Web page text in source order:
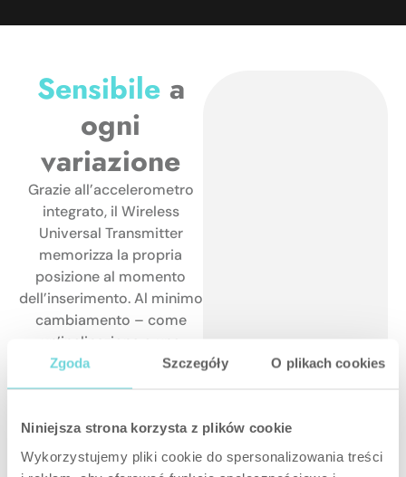
Zgoda Szczegóły O plikach cookies
Niniejsza strona korzysta z plików cookie
Wykorzystujemy pliki cookie do spersonalizowania treści
Sensibile a
ogni
variazione
Grazie all’accelerometro
integrato, il Wireless
Universal Transmitter
memorizza la propria
posizione al momento
dell’inserimento. Al minimo
cambiamento – come
un’inclinazione o uno
spostamento – attiva
immediatamente un
manomissione.